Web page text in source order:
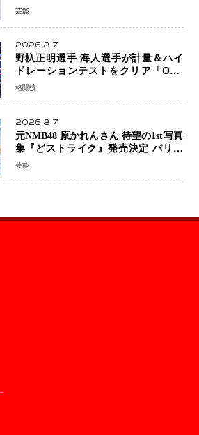
ん』11月7日公開 未来の自分との対話
芸能
2026.8.7
野杁正明選手 海人選手が計量＆ハイ
ドレーションテストをクリア「ONE
SAMURAI 2」決戦へ万全の準備整う
格闘技
2026.8.7
元NMB48 原かれんさん 待望の1st写真
集『どストライク』発売決定 バリで
魅せる25歳の新境地
芸能